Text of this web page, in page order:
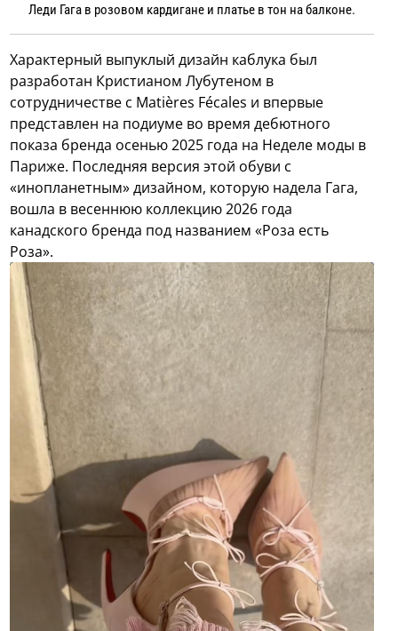
Леди Гага в розовом кардигане и платье в тон на балконе.
Характерный выпуклый дизайн каблука был
разработан Кристианом Лубутеном в
сотрудничестве с Matières Fécales и впервые
представлен на подиуме во время дебютного
показа бренда осенью 2025 года на Неделе моды в
Париже. Последняя версия этой обуви с
«инопланетным» дизайном, которую надела Гага,
вошла в весеннюю коллекцию 2026 года
канадского бренда под названием «Роза есть
Роза».